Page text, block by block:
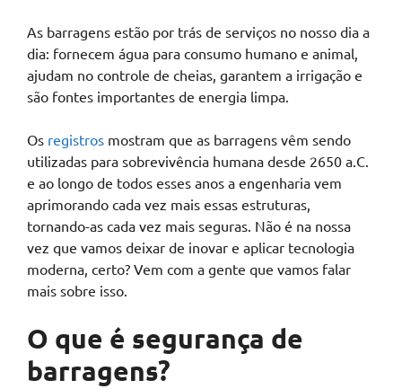
As barragens estão por trás de serviços no nosso dia a
dia: fornecem água para consumo humano e animal,
ajudam no controle de cheias, garantem a irrigação e
são fontes importantes de energia limpa.
Os registros mostram que as barragens vêm sendo
utilizadas para sobrevivência humana desde 2650 a.C.
e ao longo de todos esses anos a engenharia vem
aprimorando cada vez mais essas estruturas,
tornando-as cada vez mais seguras. Não é na nossa
vez que vamos deixar de inovar e aplicar tecnologia
moderna, certo? Vem com a gente que vamos falar
mais sobre isso.
O que é segurança de
barragens?